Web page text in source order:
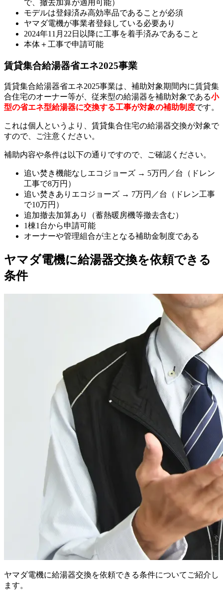
で、撤去加算が適用可能）
モデルは登録済み高効率品であることが必須
ヤマダ電機が事業者登録している必要あり
2024年11月22日以降に工事を着手済みであること
本体＋工事で申請可能
賃貸集合給湯器省エネ2025事業
賃貸集合給湯器省エネ2025事業は、補助対象期間内に賃貸集
合住宅のオーナー等が、従来型の給湯器を補助対象である小
型の省エネ型給湯器に交換する工事が対象の補助制度です。
これは個人というより、賃貸集合住宅の給湯器交換が対象で
すので、ご注意ください。
補助内容や条件は以下の通りですので、ご確認ください。
追い焚き機能なしエコジョーズ → 5万円／台（ドレン
工事で8万円）
追い焚きありエコジョーズ → 7万円／台（ドレン工事
で10万円）
追加撤去加算あり（蓄熱暖房機等撤去含む）
1棟1台から申請可能
オーナーや管理組合が主となる補助金制度である
ヤマダ電機に給湯器交換を依頼できる
条件
ヤマダ電機に給湯器交換を依頼できる条件についてご紹介し
ます。